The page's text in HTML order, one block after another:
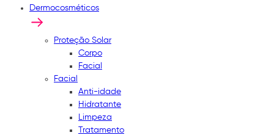
Dermocosméticos
Proteção Solar
Corpo
Facial
Facial
Anti-idade
Hidratante
Limpeza
Tratamento